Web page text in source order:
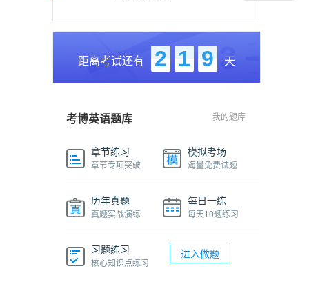
中国社会科学院大学真题合集
国防科技大学历年真题
中央美术学院历年真题
距离考试还有 2 1 9 天
考博英语题库 我的题库
章节练习
章节专项突破
模拟考场
海量免费试题
历年真题
真题实战演练
每日一练
每天10题练习
习题练习
核心知识点练习
进入做题